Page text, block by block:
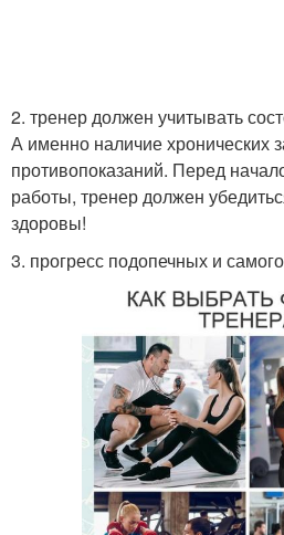
2. тренер должен учитывать
А именно наличие хронических
противопоказаний. Перед
работы, тренер должен
здоровы!
3. прогресс подопечных и